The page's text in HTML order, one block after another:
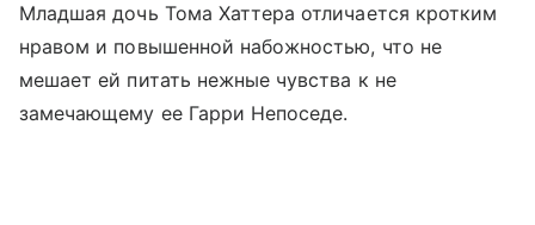
Младшая дочь Тома Хаттера отличается кротким
нравом и повышенной набожностью, что не
мешает ей питать нежные чувства к не
замечающему ее Гарри Непоседе.